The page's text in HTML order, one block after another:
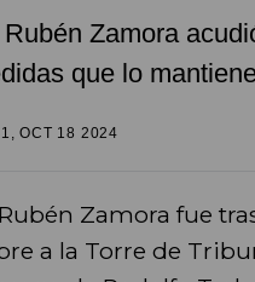
Zamora
que lo
OCT 18 2024
Zamora fue
a la Torre de